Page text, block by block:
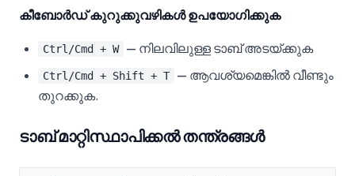
കീബോർഡ് കുറുക്കുവഴികൾ ഉപയോഗിക്കുക
Ctrl/Cmd + W — നിലവിലുള്ള ടാബ് അടയ്ക്കുക
Ctrl/Cmd + Shift + T
— ആവശ്യമെങ്കിൽ വീണ്ടും
തുറക്കുക.
ടാബ് മാറ്റിസ്ഥാപിക്കൽ തന്ത്രങ്ങൾ